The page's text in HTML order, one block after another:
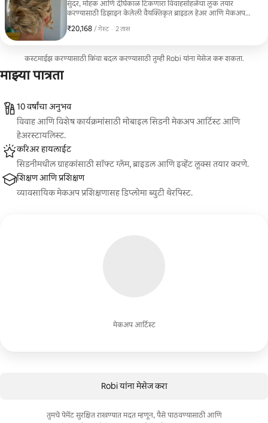
सुंदर, मोहक आणि दीर्घकाळ टिकणारा विवाहसोहळेचा लूक तयार
करण्यासाठी डिझाइन केलेली वैयक्तिकृत ब्राइडल हेअर आणि मेकअप
वैशिष्ट्यांनुसार आणि तुमच्या लग्नाच्या कल्पनेनुसार तयार केलेले
दिवसभर टिकून राहतो, अशा वधूंसाठी हे परफेक्ट आहे.
₹20,168 / गेस्ट
₹20,168 प्रति गेस्ट
, · 2 तास
कस्टमाईझ करण्यासाठी किंवा बदल करण्यासाठी तुम्ही Robi यांना मेसेज करू शकता.
माझ्या पात्रता
मेकअप आर्टिस्ट
10 वर्षांचा अनुभव
विवाह आणि विशेष कार्यक्रमांसाठी मोबाइल सिडनी मेकअप आर्टिस्ट आणि
हेअरस्टायलिस्ट.
करिअर हायलाईट
सिडनीमधील ग्राहकांसाठी सॉफ्ट ग्लॅम, ब्राइडल आणि इव्हेंट लूक्स तयार करणे.
शिक्षण आणि प्रशिक्षण
व्यावसायिक मेकअप प्रशिक्षणासह डिप्लोमा ब्युटी थेरपिस्ट.
Robi यांना मेसेज करा
तुमचे पेमेंट सुरक्षित राखण्यात मदत म्हणून, पैसे पाठवण्यासाठी आणि